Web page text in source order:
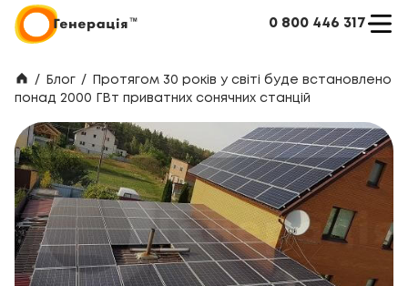
0 800 446 317
/ Блог /
Протягом 30 років у світі буде встановлено
понад 2000 ГВт приватних сонячних станцій